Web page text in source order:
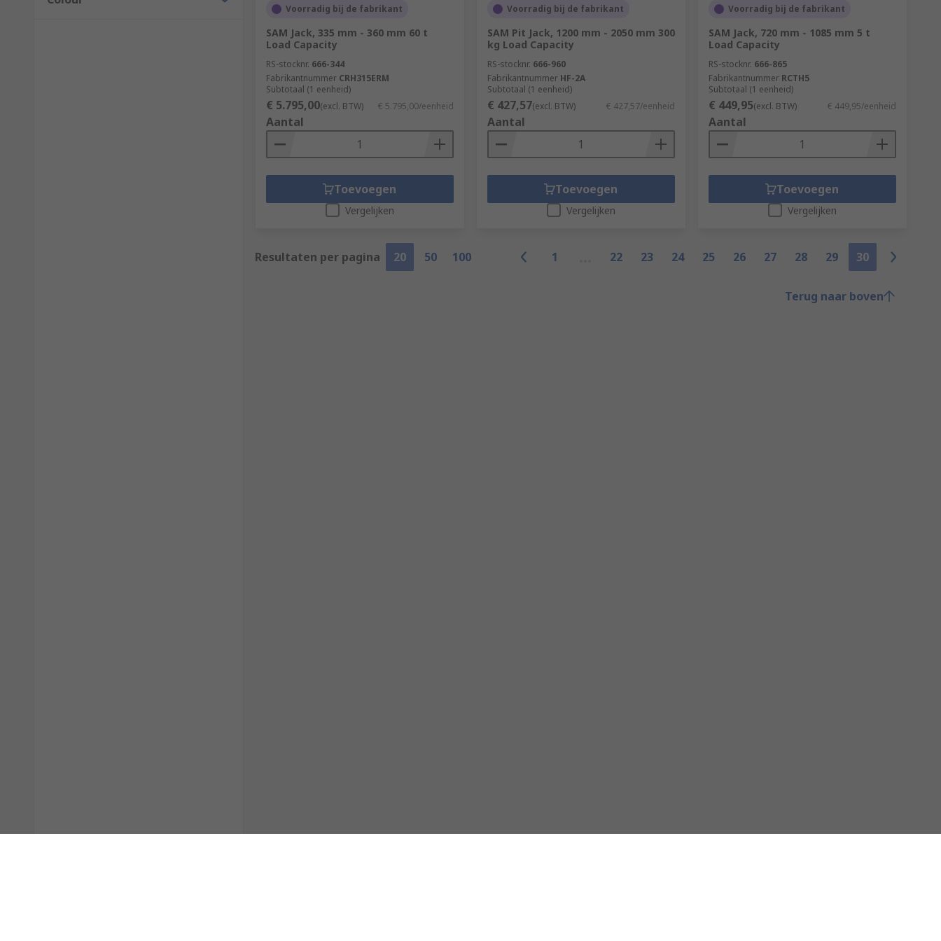
Voorradig bij de fabrikant
SAM Jack, 335 mm - 360 mm 60 t
Load Capacity
RS-stocknr. 666-344
Fabrikantnummer CRH315ERM
Subtotaal (1 eenheid)
€ 5.795,00(excl. BTW) € 5.795,00/eenheid
Aantal
Toevoegen
Vergelijken
Voorradig bij de fabrikant
SAM Pit Jack, 1200 mm - 2050 mm 300
kg Load Capacity
RS-stocknr. 666-960
Fabrikantnummer HF-2A
Subtotaal (1 eenheid)
€ 427,57(excl. BTW) € 427,57/eenheid
Aantal
Toevoegen
Vergelijken
Voorradig bij de fabrikant
SAM Jack, 720 mm - 1085 mm 5 t
Load Capacity
RS-stocknr. 666-865
Fabrikantnummer RCTH5
Subtotaal (1 eenheid)
€ 449,95(excl. BTW) € 449,95/eenheid
Aantal
Toevoegen
Vergelijken
1 22 23 24 25 26 27 28 29 30
Resultaten per pagina 20 50 100
Terug naar boven